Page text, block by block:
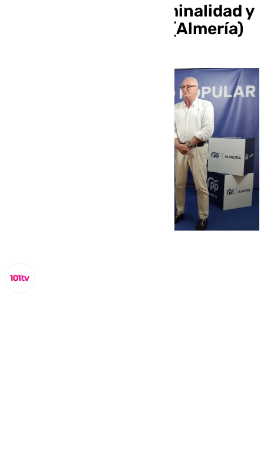
incremento de la criminalidad y
reclama más medios (Almería)